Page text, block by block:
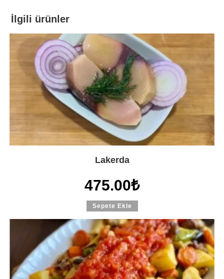
İlgili ürünler
Lakerda
475.00₺
Sepete Ekle